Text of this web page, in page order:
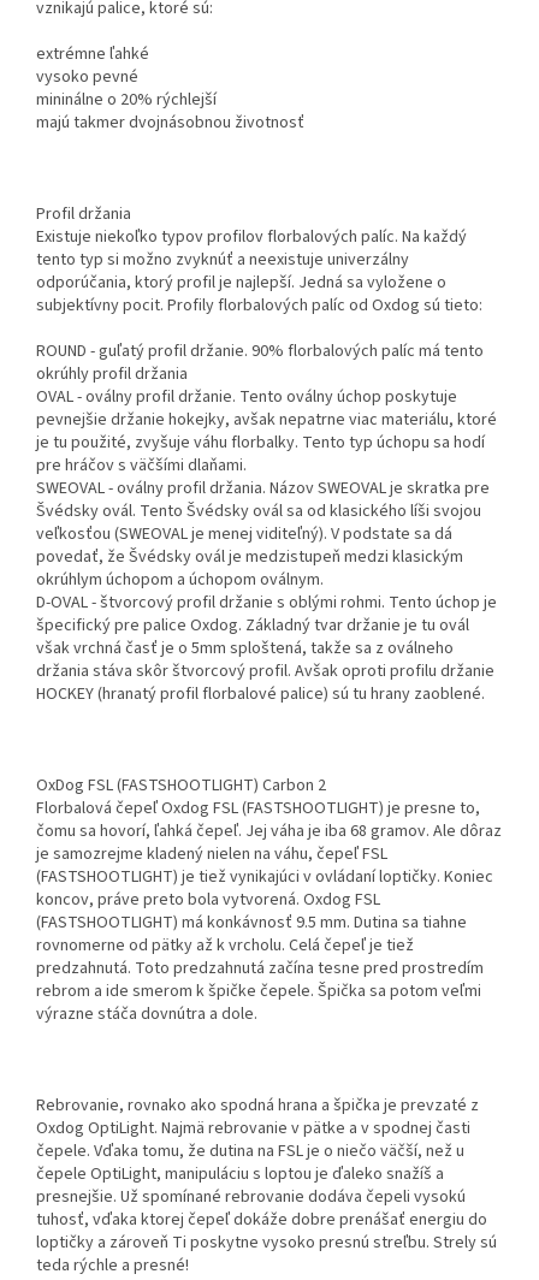
vznikajú palice, ktoré sú:
extrémne ľahké
vysoko pevné
mininálne o 20% rýchlejší
majú takmer dvojnásobnou životnosť
Profil držania
Existuje niekoľko typov profilov florbalových palíc. Na každý
tento typ si možno zvyknúť a neexistuje univerzálny
odporúčania, ktorý profil je najlepší. Jedná sa vyložene o
subjektívny pocit. Profily florbalových palíc od Oxdog sú tieto:
ROUND - guľatý profil držanie. 90% florbalových palíc má tento
okrúhly profil držania
OVAL - oválny profil držanie. Tento oválny úchop poskytuje
pevnejšie držanie hokejky, avšak nepatrne viac materiálu, ktoré
je tu použité, zvyšuje váhu florbalky. Tento typ úchopu sa hodí
pre hráčov s väčšími dlaňami.
SWEOVAL - oválny profil držania. Názov SWEOVAL je skratka pre
Švédsky ovál. Tento Švédsky ovál sa od klasického líši svojou
veľkosťou (SWEOVAL je menej viditeľný). V podstate sa dá
povedať, že Švédsky ovál je medzistupeň medzi klasickým
okrúhlym úchopom a úchopom oválnym.
D-OVAL - štvorcový profil držanie s oblými rohmi. Tento úchop je
špecifický pre palice Oxdog. Základný tvar držanie je tu ovál
však vrchná časť je o 5mm sploštená, takže sa z oválneho
držania stáva skôr štvorcový profil. Avšak oproti profilu držanie
HOCKEY (hranatý profil florbalové palice) sú tu hrany zaoblené.
OxDog FSL (FASTSHOOTLIGHT) Carbon 2
Florbalová čepeľ Oxdog FSL (FASTSHOOTLIGHT) je presne to,
čomu sa hovorí, ľahká čepeľ. Jej váha je iba 68 gramov. Ale dôraz
je samozrejme kladený nielen na váhu, čepeľ FSL
(FASTSHOOTLIGHT) je tiež vynikajúci v ovládaní loptičky. Koniec
koncov, práve preto bola vytvorená. Oxdog FSL
(FASTSHOOTLIGHT) má konkávnosť 9.5 mm. Dutina sa tiahne
rovnomerne od pätky až k vrcholu. Celá čepeľ je tiež
predzahnutá. Toto predzahnutá začína tesne pred prostredím
rebrom a ide smerom k špičke čepele. Špička sa potom veľmi
výrazne stáča dovnútra a dole.
Rebrovanie, rovnako ako spodná hrana a špička je prevzaté z
Oxdog OptiLight. Najmä rebrovanie v pätke a v spodnej časti
čepele. Vďaka tomu, že dutina na FSL je o niečo väčší, než u
čepele OptiLight, manipuláciu s loptou je ďaleko snažíš a
presnejšie. Už spomínané rebrovanie dodáva čepeli vysokú
tuhosť, vďaka ktorej čepeľ dokáže dobre prenášať energiu do
loptičky a zároveň Ti poskytne vysoko presnú streľbu. Strely sú
teda rýchle a presné!